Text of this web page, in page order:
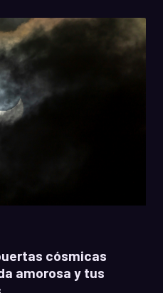
cósmicas
amorosa y tus